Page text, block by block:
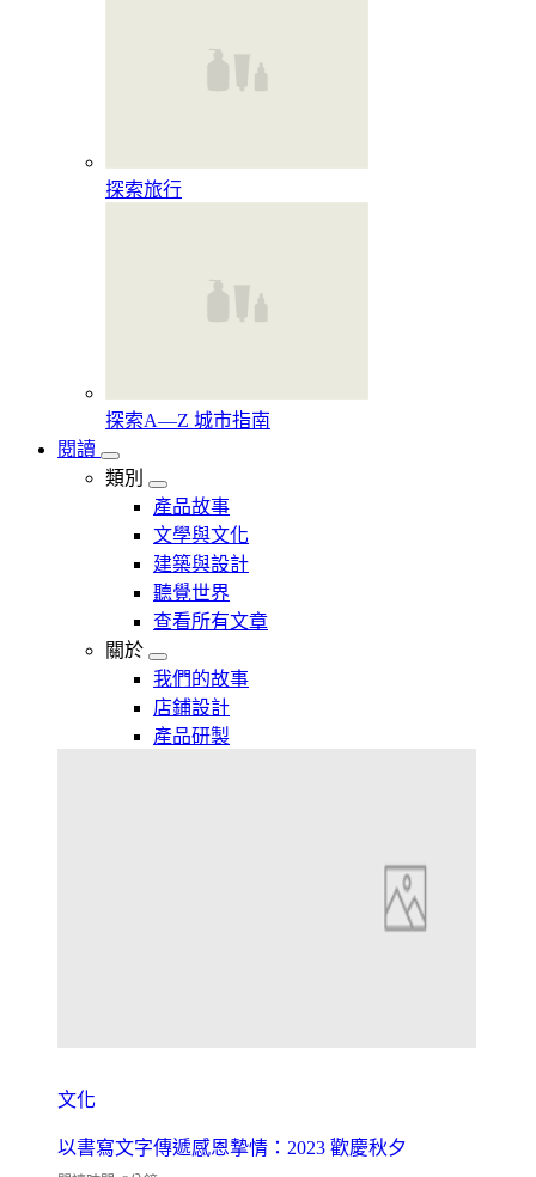
探索旅行
探索A—Z 城市指南
閱讀
類別
產品故事
文學與文化
建築與設計
聽覺世界
查看所有文章
關於
我們的故事
店鋪設計
產品研製
文化
以書寫文字傳遞感恩摯情：2023 歡慶秋夕